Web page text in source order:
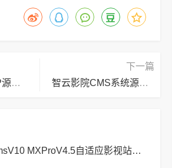
新版绿豆影视APP源码6.1插件版,对接苹果cms
下一篇
智云影院CMS系统源码V3.0,全自动更新采集,通用API接口
2024新版苹果cmsV10 MXProV4.5自适应影视站主题模板